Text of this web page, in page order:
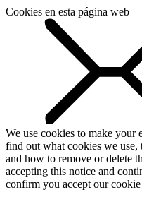
Cookies en esta página web
We use cookies to make your
find out what cookies we use,
and how to remove or delete
accepting this notice and
confirm you accept our